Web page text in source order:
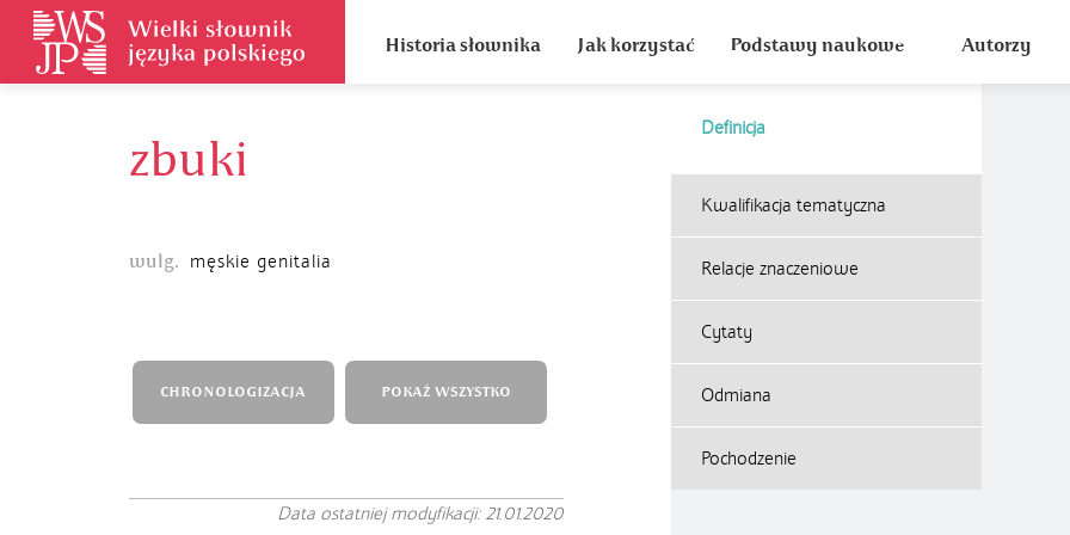
Historia słownika Jak korzystać Podstawy naukowe Autorzy
zbuki
Definicja
wulg. męskie genitalia
Kwalifikacja tematyczna
Relacje znaczeniowe
Cytaty
Odmiana
Pochodzenie
CHRONOLOGIZACJA POKAŻ WSZYSTKO
Data ostatniej modyfikacji: 21.01.2020